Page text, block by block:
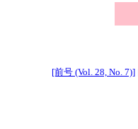
[前号 (Vol. 28, No. 7)]